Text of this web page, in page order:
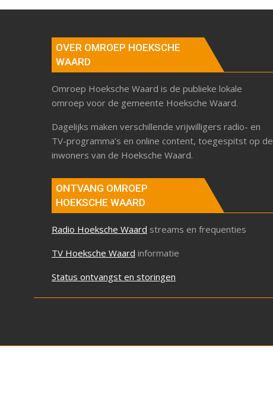
OVER OMROEP HOEKSCHE
WAARD
Omroep Hoeksche Waard is de publieke lokale
omroep voor de gemeente Hoeksche Waard.
Dagelijks maken verschillende vrijwilligers radio- en
TV-programma’s en online content, toegespitst op de
inwoners van de Hoeksche Waard.
ONTVANG OMROEP
HOEKSCHE WAARD
Radio Hoeksche Waard streams en frequenties
TV Hoeksche Waard informatie
Status ontvangst en storingen